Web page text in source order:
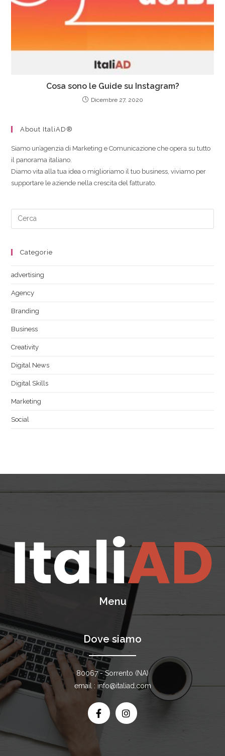
Cosa sono le Guide su Instagram?
Dicembre 27, 2020
About ItaliAD®
Siamo un’agenzia di Marketing e Comunicazione che opera su tutto
il panorama italiano.
Diamo vita alla tua idea o miglioriamo il tuo business, viviamo per
supportare le aziende nella crescita del fatturato.
Categorie
advertising
Agency
Branding
Business
Creativity
Digital News
Digital Skills
Marketing
Social
Menu
Dove siamo
80067 - Sorrento (NA)
email : info@italiad.com